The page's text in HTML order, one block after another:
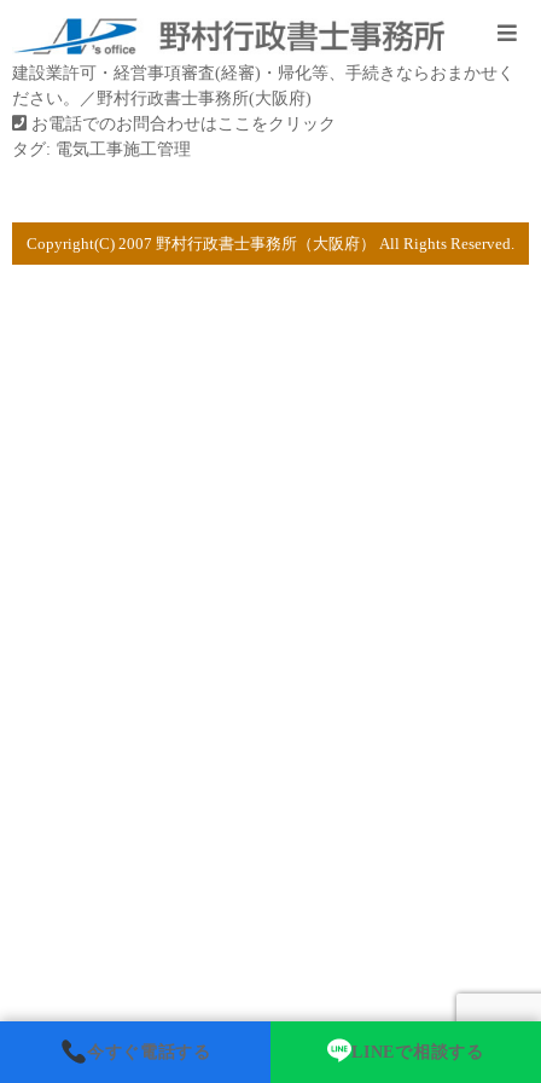
建設業許可・経営事項審査(経審)・帰化等、手続きならおまかせく
ださい。／野村行政書士事務所(大阪府)
お電話でのお問合わせはここをクリック
タグ: 電気工事施工管理
Copyright(C) 2007 野村行政書士事務所（大阪府） All Rights Reserved.
今すぐ電話する LINEで相談する